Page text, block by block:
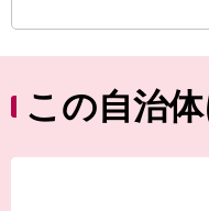
この自治